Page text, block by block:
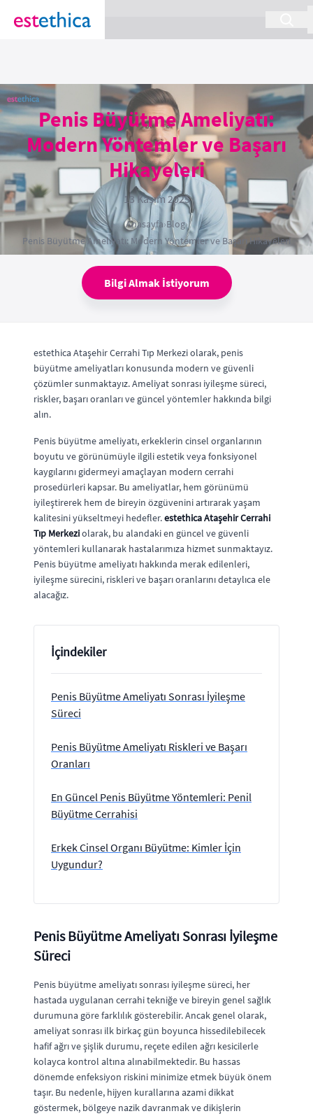
section Service {
Penis Büyütme Ameliyatı:
Modern Yöntemler ve Başarı
Hikayeleri
13 Kasım 2025
Anasayfa›Blog›
Penis Büyütme Ameliyatı: Modern Yöntemler ve Başarı Hikayeleri
Bilgi Almak İstiyorum
estethica Ataşehir Cerrahi Tıp Merkezi olarak, penis
büyütme ameliyatları konusunda modern ve güvenli
çözümler sunmaktayız. Ameliyat sonrası iyileşme süreci,
riskler, başarı oranları ve güncel yöntemler hakkında bilgi
alın.
Penis büyütme ameliyatı, erkeklerin cinsel organlarının
boyutu ve görünümüyle ilgili estetik veya fonksiyonel
kaygılarını gidermeyi amaçlayan modern cerrahi
prosedürleri kapsar. Bu ameliyatlar, hem görünümü
iyileştirerek hem de bireyin özgüvenini artırarak yaşam
kalitesini yükseltmeyi hedefler.estethica Ataşehir Cerrahi
Tıp Merkeziolarak, bu alandaki en güncel ve güvenli
yöntemleri kullanarak hastalarımıza hizmet sunmaktayız.
Penis büyütme ameliyatı hakkında merak edilenleri,
iyileşme sürecini, riskleri ve başarı oranlarını detaylıca ele
alacağız.
İçindekiler
Penis Büyütme Ameliyatı Sonrası İyileşme
Süreci
Penis Büyütme Ameliyatı Riskleri ve Başarı
Oranları
En Güncel Penis Büyütme Yöntemleri: Penil
Büyütme Cerrahisi
Erkek Cinsel Organı Büyütme: Kimler İçin
Uygundur?
Penis Büyütme Ameliyatı Sonrası İyileşme
Süreci
Penis büyütme ameliyatı sonrası iyileşme süreci, her
hastada uygulanan cerrahi tekniğe ve bireyin genel sağlık
durumuna göre farklılık gösterebilir. Ancak genel olarak,
ameliyat sonrası ilk birkaç gün boyunca hissedilebilecek
hafif ağrı ve şişlik durumu, reçete edilen ağrı kesicilerle
kolayca kontrol altına alınabilmektedir. Bu hassas
dönemde enfeksiyon riskini minimize etmek büyük önem
taşır. Bu nedenle, hijyen kurallarına azami dikkat
göstermek, bölgeye nazik davranmak ve dikişlerin